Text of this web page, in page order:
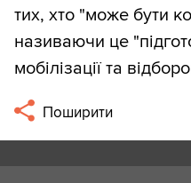
тих, хто "може бути
називаючи це
мобілізації та
Поширити